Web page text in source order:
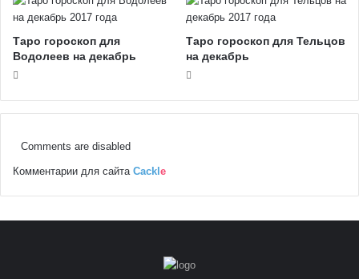
Таро гороскоп для
Водолеев на декабрь
Таро гороскоп для Тельцов
на декабрь
Comments are disabled
Комментарии для сайта Cackle